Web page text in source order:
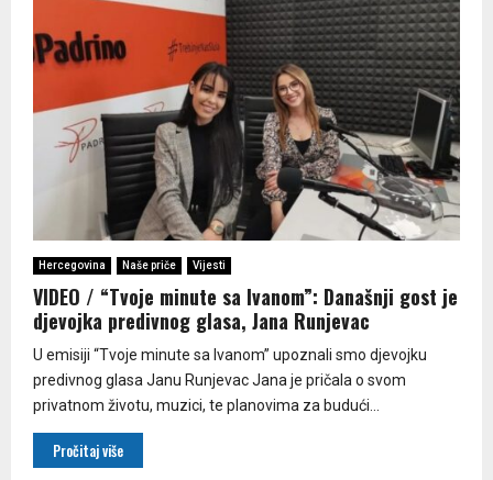
Hercegovina Naše priče Vijesti
VIDEO / “Tvoje minute sa Ivanom”: Današnji gost je
djevojka predivnog glasa, Jana Runjevac
U emisiji “Tvoje minute sa Ivanom” upoznali smo djevojku
predivnog glasa Janu Runjevac Jana je pričala o svom
privatnom životu, muzici, te planovima za budući...
Pročitaj više